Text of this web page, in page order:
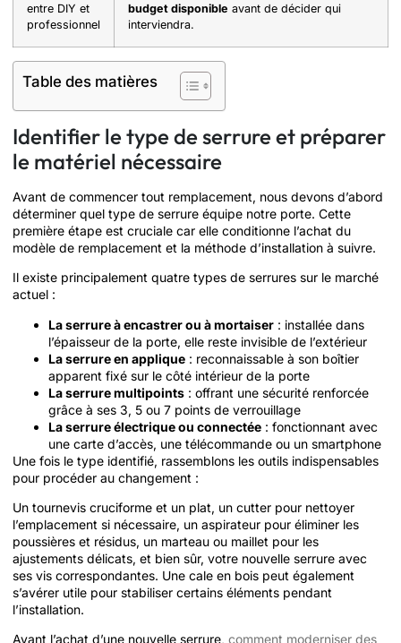
entre DIY et
professionnel
budget disponible avant de décider qui
interviendra.
Table des matières
Identifier le type de serrure et préparer
le matériel nécessaire
Avant de commencer tout remplacement, nous devons d’abord
déterminer quel type de serrure équipe notre porte. Cette
première étape est cruciale car elle conditionne l’achat du
modèle de remplacement et la méthode d’installation à suivre.
Il existe principalement quatre types de serrures sur le marché
actuel :
La serrure à encastrer ou à mortaiser : installée dans
l’épaisseur de la porte, elle reste invisible de l’extérieur
La serrure en applique : reconnaissable à son boîtier
apparent fixé sur le côté intérieur de la porte
La serrure multipoints : offrant une sécurité renforcée
grâce à ses 3, 5 ou 7 points de verrouillage
La serrure électrique ou connectée : fonctionnant avec
une carte d’accès, une télécommande ou un smartphone
Une fois le type identifié, rassemblons les outils indispensables
pour procéder au changement :
Un tournevis cruciforme et un plat, un cutter pour nettoyer
l’emplacement si nécessaire, un aspirateur pour éliminer les
poussières et résidus, un marteau ou maillet pour les
ajustements délicats, et bien sûr, votre nouvelle serrure avec
ses vis correspondantes. Une cale en bois peut également
s’avérer utile pour stabiliser certains éléments pendant
l’installation.
Avant l’achat d’une nouvelle serrure, comment moderniser des